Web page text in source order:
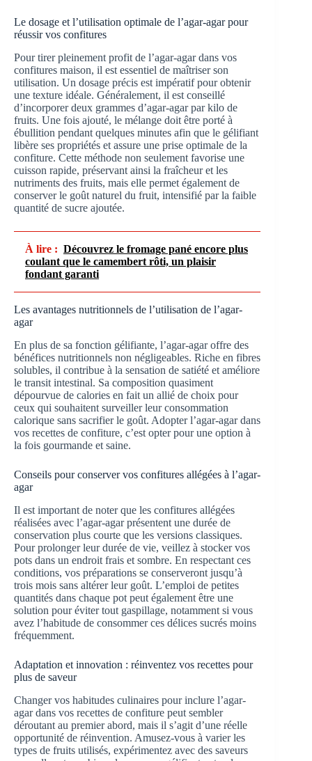
Le dosage et l’utilisation optimale de l’agar-agar pour
réussir vos confitures
Pour tirer pleinement profit de l’agar-agar dans vos
confitures maison, il est essentiel de maîtriser son
utilisation. Un dosage précis est impératif pour obtenir
une texture idéale. Généralement, il est conseillé
d’incorporer deux grammes d’agar-agar par kilo de
fruits. Une fois ajouté, le mélange doit être porté à
ébullition pendant quelques minutes afin que le gélifiant
libère ses propriétés et assure une prise optimale de la
confiture. Cette méthode non seulement favorise une
cuisson rapide, préservant ainsi la fraîcheur et les
nutriments des fruits, mais elle permet également de
conserver le goût naturel du fruit, intensifié par la faible
quantité de sucre ajoutée.
À lire : Découvrez le fromage pané encore plus
coulant que le camembert rôti, un plaisir
fondant garanti
Les avantages nutritionnels de l’utilisation de l’agar-
agar
En plus de sa fonction gélifiante, l’agar-agar offre des
bénéfices nutritionnels non négligeables. Riche en fibres
solubles, il contribue à la sensation de satiété et améliore
le transit intestinal. Sa composition quasiment
dépourvue de calories en fait un allié de choix pour
ceux qui souhaitent surveiller leur consommation
calorique sans sacrifier le goût. Adopter l’agar-agar dans
vos recettes de confiture, c’est opter pour une option à
la fois gourmande et saine.
Conseils pour conserver vos confitures allégées à l’agar-
agar
Il est important de noter que les confitures allégées
réalisées avec l’agar-agar présentent une durée de
conservation plus courte que les versions classiques.
Pour prolonger leur durée de vie, veillez à stocker vos
pots dans un endroit frais et sombre. En respectant ces
conditions, vos préparations se conserveront jusqu’à
trois mois sans altérer leur goût. L’emploi de petites
quantités dans chaque pot peut également être une
solution pour éviter tout gaspillage, notamment si vous
avez l’habitude de consommer ces délices sucrés moins
fréquemment.
Adaptation et innovation : réinventez vos recettes pour
plus de saveur
Changer vos habitudes culinaires pour inclure l’agar-
agar dans vos recettes de confiture peut sembler
déroutant au premier abord, mais il s’agit d’une réelle
opportunité de réinvention. Amusez-vous à varier les
types de fruits utilisés, expérimentez avec des saveurs